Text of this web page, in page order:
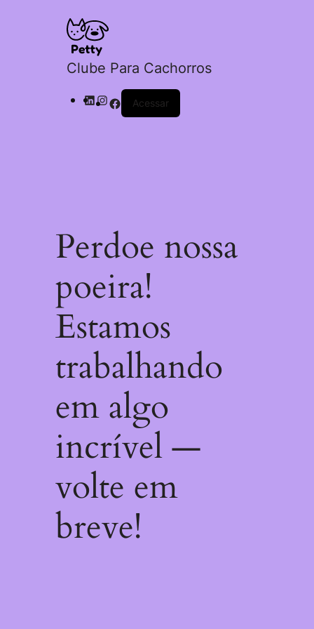
Clube Para Cachorros
Acessar
Perdoe nossa
poeira!
Estamos
trabalhando
em algo
incrível —
volte em
breve!